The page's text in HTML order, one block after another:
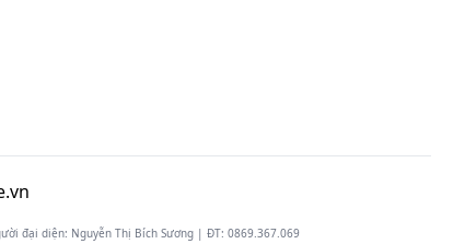
đại diện: Nguyễn Thị Bích Sương | ĐT: 0869.367.069